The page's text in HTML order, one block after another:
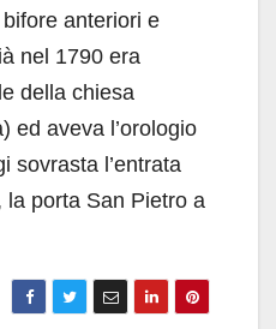
anteriori e
nel 1790 era
della chiesa
ed aveva l’orologio
sovrasta l’entrata
la porta San Pietro a